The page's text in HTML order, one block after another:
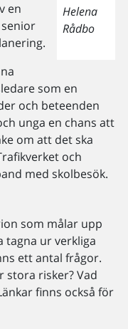
Helena
Rådbo
en
som en
och beteenden
unga en chans att
om att det ska
och
med skolbesök.
som målar upp
tagna ur verkliga
ett antal frågor.
stora risker? Vad
finns också för